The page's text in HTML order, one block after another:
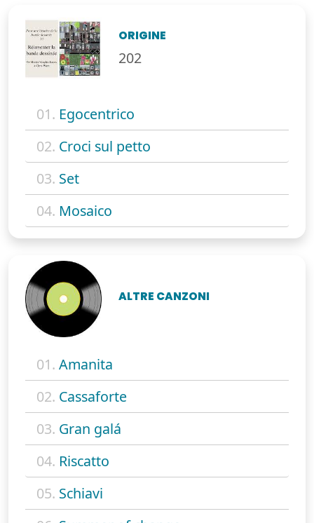
ORIGINE
202
01. Egocentrico
02. Croci sul petto
03. Set
04. Mosaico
ALTRE CANZONI
01. Amanita
02. Cassaforte
03. Gran galá
04. Riscatto
05. Schiavi